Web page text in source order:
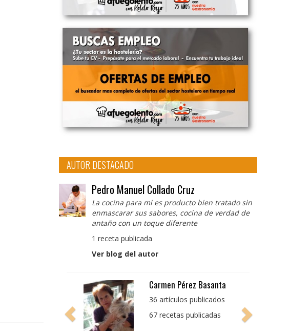
AUTOR DESTACADO
Pedro Manuel Collado Cruz
La cocina para mi es producto bien tratado sin
enmascarar sus sabores, cocina de verdad de
antaño con un toque diferente
1 receta publicada
Ver blog del autor
Pedro Manuel Collado
Cruz
producto bien tratado